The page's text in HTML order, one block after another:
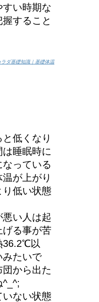
の請求で病院が
を3人乗せる場
車？もしくはワ
い時期な
すること
ダ基礎知識｜基礎体温
低くなり
は睡眠時に
っている
が上がり
り低い状態
い人は起
げる事が苦
36.2℃以
みたいで
から出た
^_^;
ない状態